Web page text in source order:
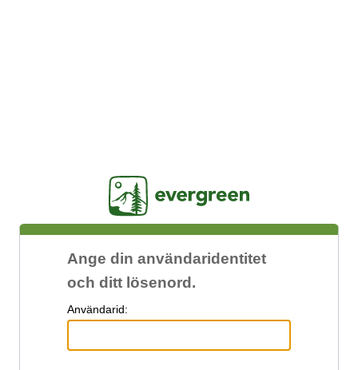
Ange din användaridentitet
och ditt lösenord.
Användarid: